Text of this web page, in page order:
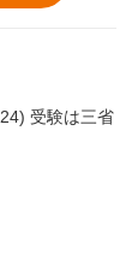
受験は三省